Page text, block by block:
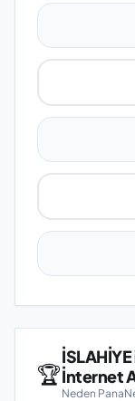
🏆
İSLAHİYE
İnternet
Neden